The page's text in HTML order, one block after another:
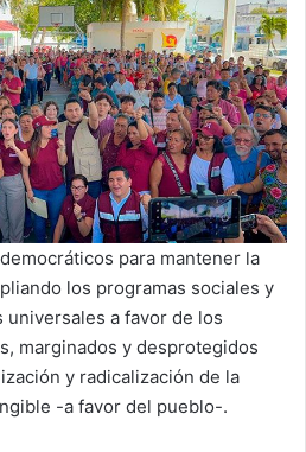
para mantener la
los programas sociales y
a favor de los
marginados y desprotegidos
y radicalización de la
-a favor del pueblo-.